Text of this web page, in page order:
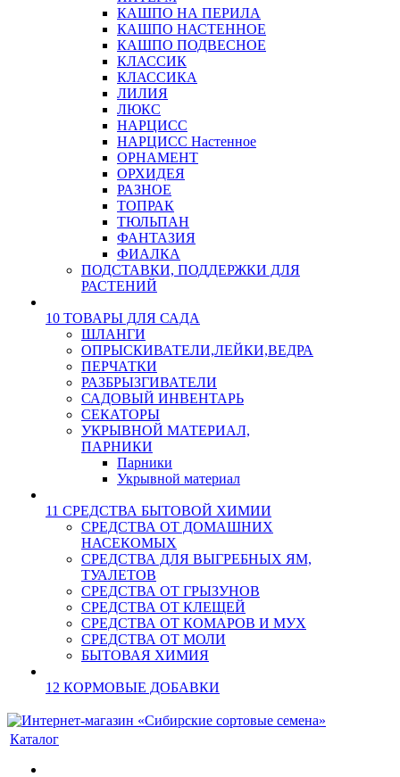
КАШПО НА ПЕРИЛА
КАШПО НАСТЕННОЕ
КАШПО ПОДВЕСНОЕ
КЛАССИК
КЛАССИКА
ЛИЛИЯ
ЛЮКС
НАРЦИСС
НАРЦИСС Настенное
ОРНАМЕНТ
ОРХИДЕЯ
РАЗНОЕ
ТОПРАК
ТЮЛЬПАН
ФАНТАЗИЯ
ФИАЛКА
ПОДСТАВКИ, ПОДДЕРЖКИ ДЛЯ
РАСТЕНИЙ
10 ТОВАРЫ ДЛЯ САДА
ШЛАНГИ
ОПРЫСКИВАТЕЛИ,ЛЕЙКИ,ВЕДРА
ПЕРЧАТКИ
РАЗБРЫЗГИВАТЕЛИ
САДОВЫЙ ИНВЕНТАРЬ
СЕКАТОРЫ
УКРЫВНОЙ МАТЕРИАЛ,
ПАРНИКИ
Парники
Укрывной материал
11 СРЕДСТВА БЫТОВОЙ ХИМИИ
СРЕДСТВА ОТ ДОМАШНИХ
НАСЕКОМЫХ
СРЕДСТВА ДЛЯ ВЫГРЕБНЫХ ЯМ,
ТУАЛЕТОВ
СРЕДСТВА ОТ ГРЫЗУНОВ
СРЕДСТВА ОТ КЛЕЩЕЙ
СРЕДСТВА ОТ КОМАРОВ И МУХ
СРЕДСТВА ОТ МОЛИ
БЫТОВАЯ ХИМИЯ
12 КОРМОВЫЕ ДОБАВКИ
Каталог